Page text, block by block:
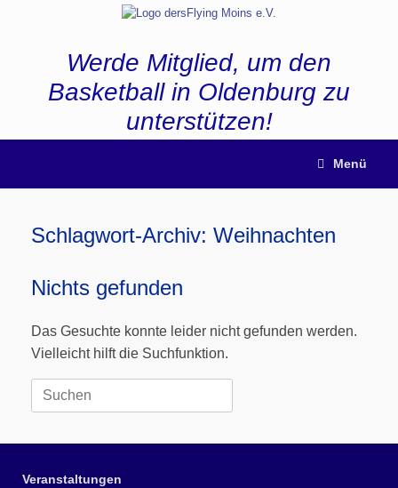
Werde Mitglied, um den
Basketball in Oldenburg zu
unterstützen!
Menü
Schlagwort-Archiv: Weihnachten
Nichts gefunden
Das Gesuchte konnte leider nicht gefunden werden.
Vielleicht hilft die Suchfunktion.
Suchen
nach:
Veranstaltungen